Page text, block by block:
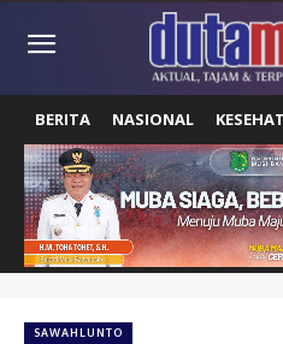
BERITA NASIONAL
SAWAHLUNTO